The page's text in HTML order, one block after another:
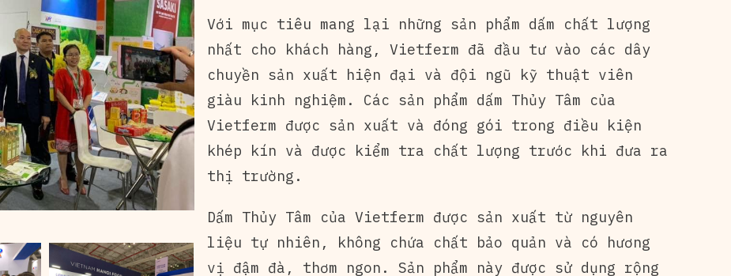
Với mục tiêu mang lại những sản phẩm dấm chất lượng
nhất cho khách hàng, Vietferm đã đầu tư vào các dây
chuyền sản xuất hiện đại và đội ngũ kỹ thuật viên
giàu kinh nghiệm. Các sản phẩm dấm Thủy Tâm của
Vietferm được sản xuất và đóng gói trong điều kiện
khép kín và được kiểm tra chất lượng trước khi đưa ra
thị trường.
Dấm Thủy Tâm của Vietferm được sản xuất từ nguyên
liệu tự nhiên, không chứa chất bảo quản và có hương
vị đậm đà, thơm ngon. Sản phẩm này được sử dụng rộng